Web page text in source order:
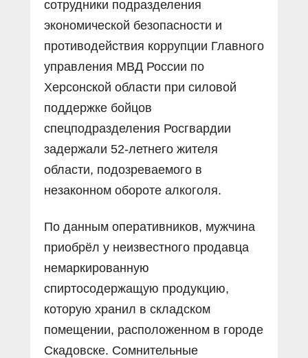
сотрудники подразделения
экономической безопасности и
противодействия коррупции Главного
управления МВД России по
Херсонской области при силовой
поддержке бойцов
спецподразделения Росгвардии
задержали 52-летнего жителя
области, подозреваемого в
незаконном обороте алкоголя.
По данным оперативников, мужчина
приобрёл у неизвестного продавца
немаркированную
спиртосодержащую продукцию,
которую хранил в складском
помещении, расположенном в городе
Скадовске. Сомнительные